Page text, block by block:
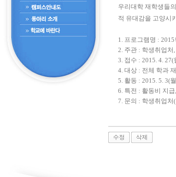
우리대학 재학생들
적 유대감을 고양시
1. 프로그램명 : 2015
2. 주관 : 학생취업처 ,
3. 접수 : 2015. 4. 27(
4. 대상 : 전체 학과
5. 활동 : 2015. 5. 3(월
6. 특전 : 활동비 지급,
7. 문의 : 학생취업처(
수정 삭제